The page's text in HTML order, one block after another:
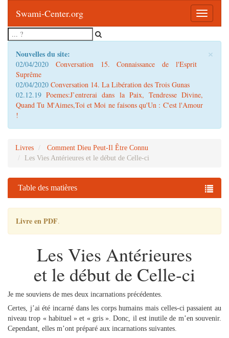
Toggle
Swami-Center.org
×
Nouvelles du site:
02/04/2020 Conversation 15. Connaissance de l'Esprit
Suprême
02/04/2020 Conversation 14. La Libération des Trois Gunas
02.12.19Poemes:J’entrerai dans la Paix, Tendresse Divine,
Quand Tu M'Aimes,Toi et Moi ne faisons qu'Un : C'est l'Amour
!
Livres
Comment Dieu Peut-Il Être Connu
Les Vies Antérieures et le début de Celle-ci
Table des matières
Livre en PDF.
Les Vies Antérieures
et le début de Celle-ci
Je me souviens de mes deux incarnations précédentes.
Certes, j’ai été incarné dans les corps humains mais celles-ci passaient au
niveau trop « habituel » et « gris ». Donc, il est inutile de m’en souvenir.
Cependant, elles m’ont préparé aux incarnations suivantes.